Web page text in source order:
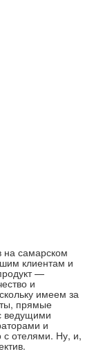
на самарском
клиентам и
—
и
имеем за
прямые
ведущими
и
с отелями. Ну, и,